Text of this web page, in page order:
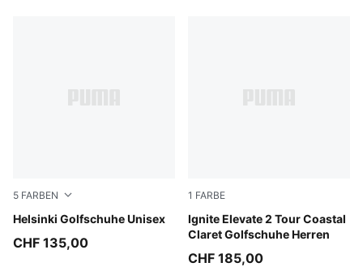
5 FARBEN
Helsinki Golfschuhe Unisex
Vine-PUMA White
CHF 135,00
1 FARBE
Ignite Elevate 2 Tour Coastal
Claret Golfschuhe Herren
Warm White-Alpine Snow-
CHF 185,00